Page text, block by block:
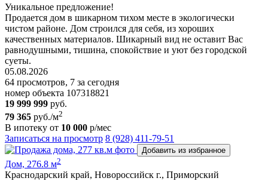
Уникальное предложение!
Продается дом в шикарном тихом месте в экологически
чистом районе. Дом строился для себя, из хороших
качественных материалов. Шикарный вид не оставит Вас
равнодушными, тишина, спокойствие и уют без городской
суеты.
05.08.2026
64 просмотров, 7 за сегодня
номер объекта 107318821
19 999 999 руб.
79 365 руб./м2
В ипотеку от 10 000 р/мес
Записаться на просмотр 8 (928) 411-79-51
Добавить из избранное
Дом, 276.8 м2
Краснодарский край, Новороссийск г., Приморский